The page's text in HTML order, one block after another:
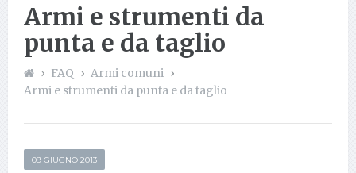
Armi e strumenti da
punta e da taglio
FAQ
Armi comuni
Armi e strumenti da punta e da taglio
09 GIUGNO 2013